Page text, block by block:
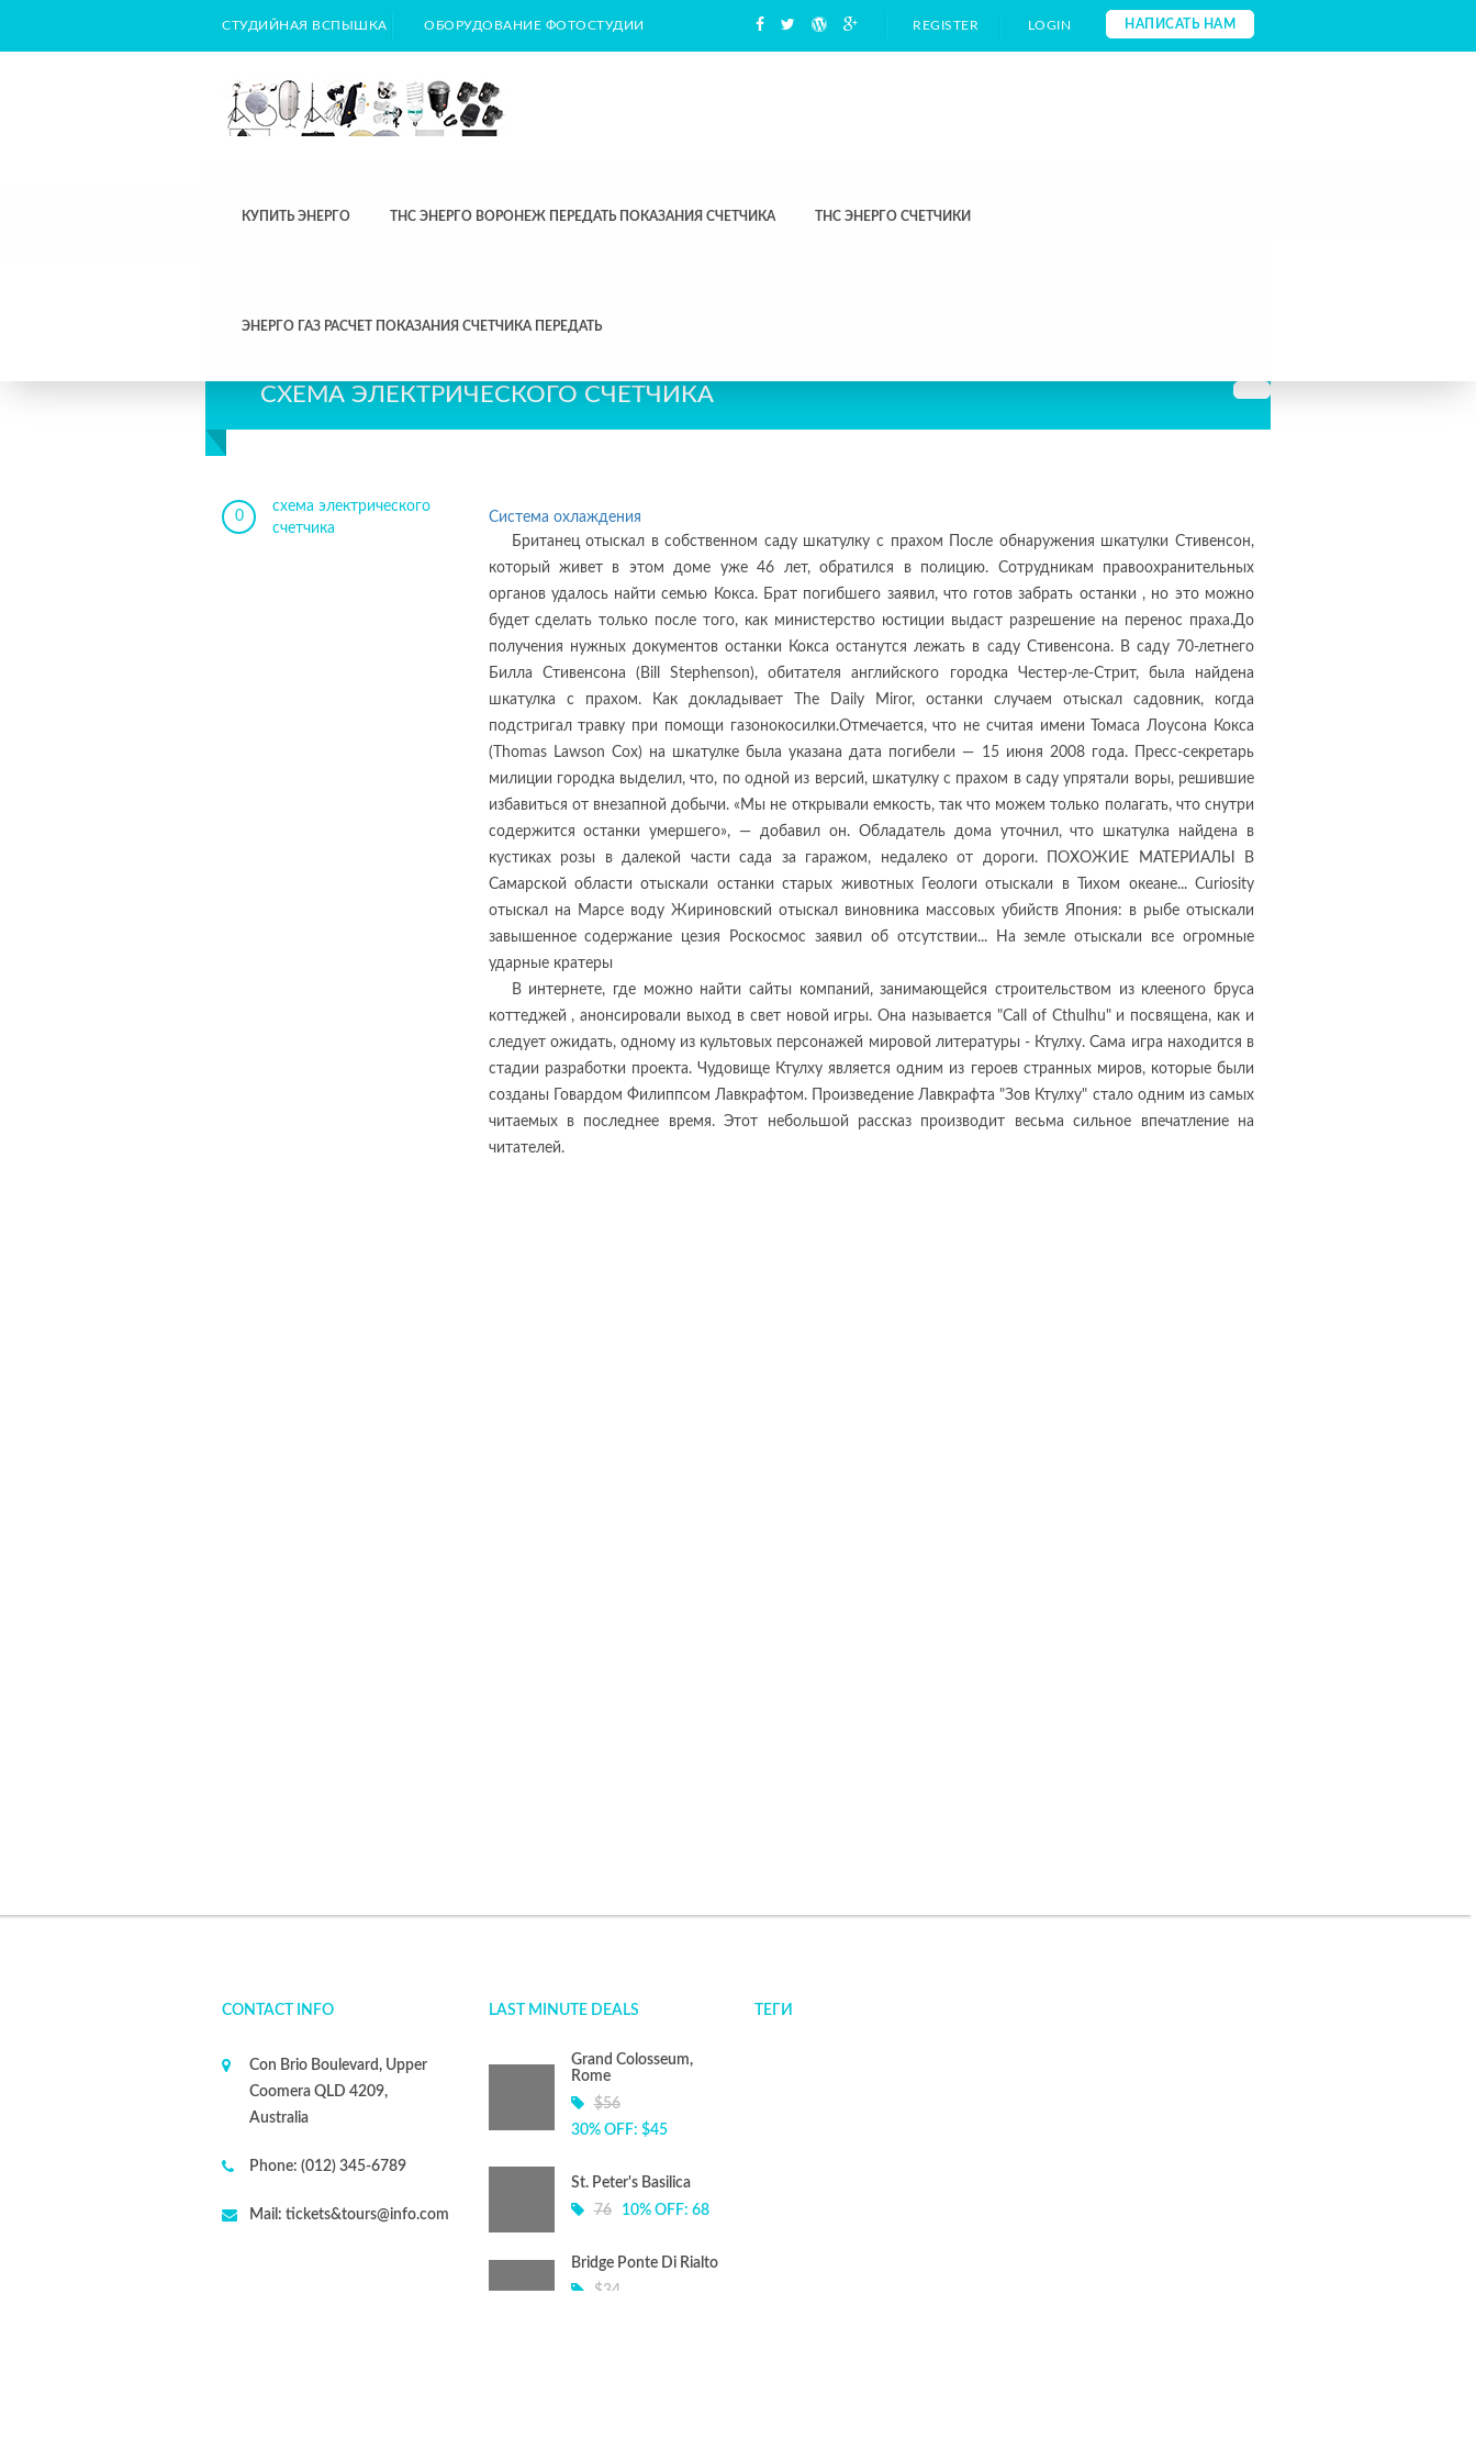
СТУДИЙНАЯ ВСПЫШКА ОБОРУДОВАНИЕ ФОТОСТУДИИ REGISTER LOGIN НАПИСАТЬ НАМ
КУПИТЬ ЭНЕРГО ТНС ЭНЕРГО ВОРОНЕЖ ПЕРЕДАТЬ ПОКАЗАНИЯ СЧЕТЧИКА ТНС ЭНЕРГО СЧЕТЧИКИ
ЭНЕРГО ГАЗ РАСЧЕТ ПОКАЗАНИЯ СЧЕТЧИКА ПЕРЕДАТЬ
СХЕМА ЭЛЕКТРИЧЕСКОГО СЧЕТЧИКА
0
схема электрического
счетчика
Система охлаждения
Британец отыскал в собственном саду шкатулку с прахом После обнаружения шкатулки Стивенсон,
который живет в этом доме уже 46 лет, обратился в полицию. Сотрудникам правоохранительных
органов удалось найти семью Кокса. Брат погибшего заявил, что готов забрать останки , но это можно
будет сделать только после того, как министерство юстиции выдаст разрешение на перенос праха.До
получения нужных документов останки Кокса останутся лежать в саду Стивенсона. В саду 70-летнего
Билла Стивенсона (Bill Stephenson), обитателя английского городка Честер-ле-Стрит, была найдена
шкатулка с прахом. Как докладывает The Daily Miror, останки случаем отыскал садовник, когда
подстригал травку при помощи газонокосилки.Отмечается, что не считая имени Томаса Лоусона Кокса
(Thomas Lawson Cox) на шкатулке была указана дата погибели — 15 июня 2008 года. Пресс-секретарь
милиции городка выделил, что, по одной из версий, шкатулку с прахом в саду упрятали воры, решившие
избавиться от внезапной добычи. «Мы не открывали емкость, так что можем только полагать, что снутри
содержится останки умершего», — добавил он. Обладатель дома уточнил, что шкатулка найдена в
кустиках розы в далекой части сада за гаражом, недалеко от дороги. ПОХОЖИЕ МАТЕРИАЛЫ В
Самарской области отыскали останки старых животных Геологи отыскали в Тихом океане... Curiosity
отыскал на Марсе воду Жириновский отыскал виновника массовых убийств Япония: в рыбе отыскали
завышенное содержание цезия Роскосмос заявил об отсутствии... На земле отыскали все огромные
ударные кратеры
В интернете, где можно найти сайты компаний, занимающейся строительством из клееного бруса
коттеджей , анонсировали выход в свет новой игры. Она называется "Call of Cthulhu" и посвящена, как и
следует ожидать, одному из культовых персонажей мировой литературы - Ктулху. Сама игра находится в
стадии разработки проекта. Чудовище Ктулху является одним из героев странных миров, которые были
созданы Говардом Филиппсом Лавкрафтом. Произведение Лавкрафта "Зов Ктулху" стало одним из самых
читаемых в последнее время. Этот небольшой рассказ производит весьма сильное впечатление на
читателей.
CONTACT INFO
Con Brio Boulevard, Upper
Coomera QLD 4209,
Australia
Phone: (012) 345-6789
Mail: tickets&tours@info.com
LAST MINUTE DEALS
Grand Colosseum,
Rome
$56
30% OFF: $45
St. Peter's Basilica
76
10% OFF: 68
Bridge Ponte Di Rialto
$34
ТЕГИ